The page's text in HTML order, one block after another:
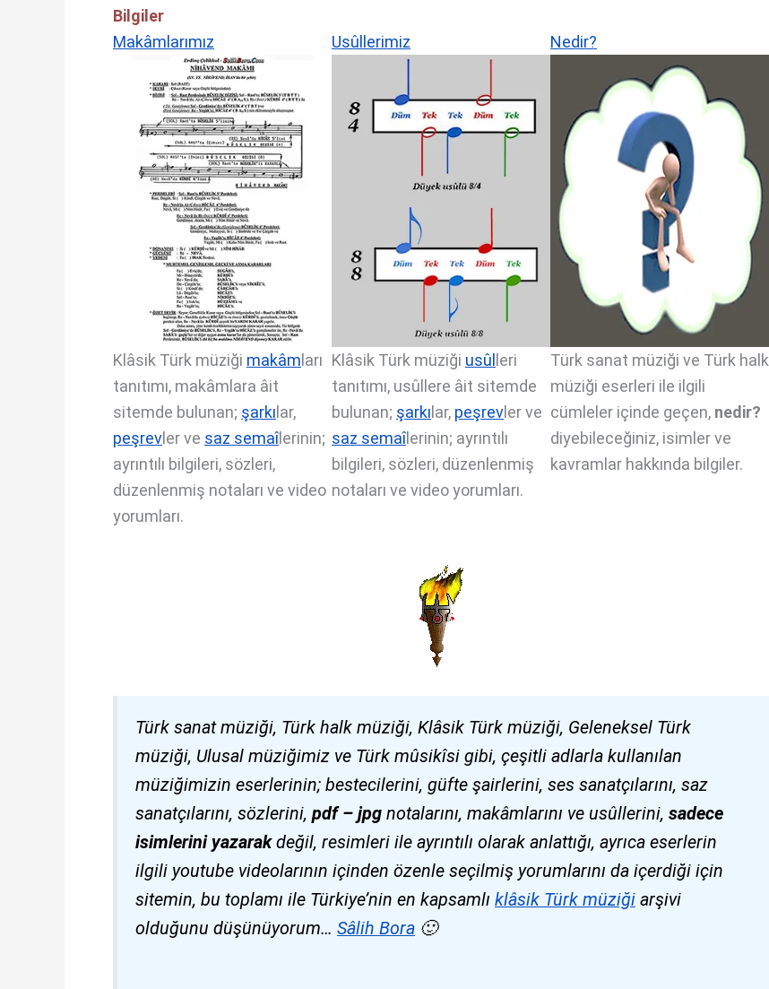
Bilgiler
Makâmlarımız
Klâsik Türk müziği makâmları
tanıtımı, makâmlara âit
sitemde bulunan; şarkılar,
peşrevler ve saz semaîlerinin;
ayrıntılı bilgileri, sözleri,
düzenlenmiş notaları ve video
yorumları.
Usûllerimiz
Klâsik Türk müziği usûlleri
tanıtımı, usûllere âit sitemde
bulunan; şarkılar, peşrevler ve
saz semaîlerinin; ayrıntılı
bilgileri, sözleri, düzenlenmiş
notaları ve video yorumları.
Nedir?
Türk sanat müziği ve Türk halk
müziği eserleri ile ilgili
cümleler içinde geçen, nedir?
diyebileceğiniz, isimler ve
kavramlar hakkında bilgiler.
Türk sanat müziği, Türk halk müziği, Klâsik Türk müziği, Geleneksel Türk
müziği, Ulusal müziğimiz ve Türk mûsikîsi gibi, çeşitli adlarla kullanılan
müziğimizin eserlerinin; bestecilerini, güfte şairlerini, ses sanatçılarını, saz
sanatçılarını, sözlerini, pdf – jpg notalarını, makâmlarını ve usûllerini, sadece
isimlerini yazarakdeğil, resimleri ile ayrıntılı olarak anlattığı, ayrıca eserlerin
ilgili youtube videolarının içinden özenle seçilmiş yorumlarını da içerdiği için
sitemin, bu toplamı ile Türkiye’nin en kapsamlı klâsik Türk müziği arşivi
olduğunu düşünüyorum… Sâlih Bora 🙂